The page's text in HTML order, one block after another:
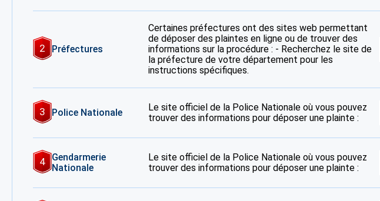
2 Préfectures
Certaines préfectures ont des sites web permettant
de déposer des plaintes en ligne ou de trouver des
informations sur la procédure : - Recherchez le site de
la préfecture de votre département pour les
instructions spécifiques.
3 Police Nationale
Le site officiel de la Police Nationale où vous pouvez
trouver des informations pour déposer une plainte :
4
Gendarmerie
Nationale
Le site officiel de la Police Nationale où vous pouvez
trouver des informations pour déposer une plainte :